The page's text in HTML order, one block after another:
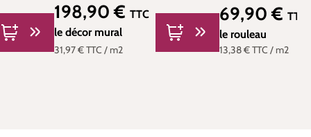
31,97 €TTC / m2
Prix régulier :
198,90 € TTC
le décor mural
13,38 €TTC / m2
Prix régulier :
69,90 € TTC
le rouleau